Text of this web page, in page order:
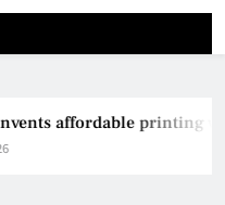
affordable printing